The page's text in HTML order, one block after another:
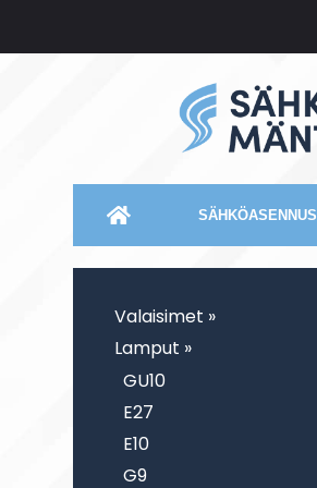
SÄHKÖASENNUS
Valaisimet »
Lamput »
GU10
E27
E10
G9